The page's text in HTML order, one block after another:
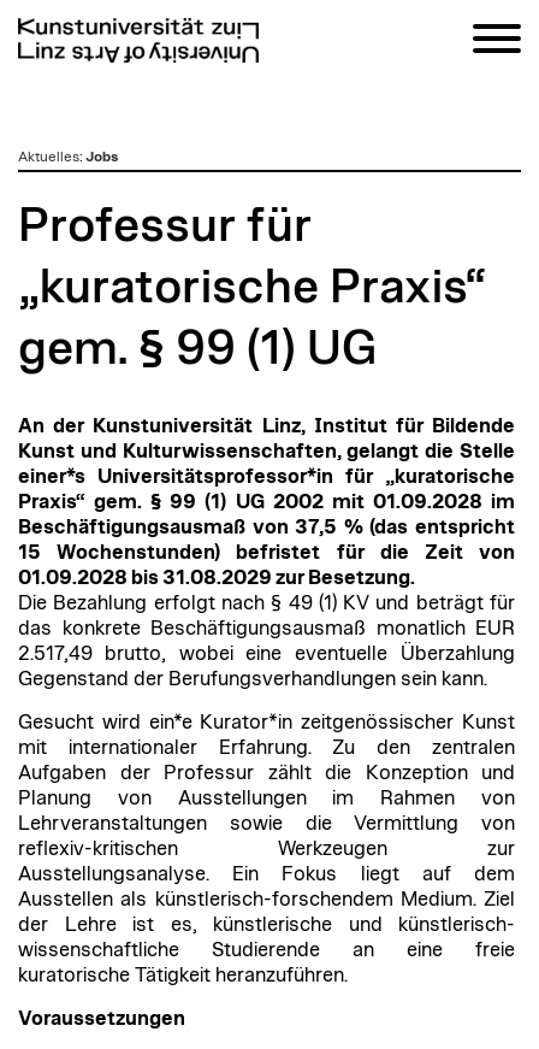
zumAktuelles: Jobs
Professur für
„kuratorische Praxis“
gem. § 99 (1) UG
An der Kunstuniversität Linz, Institut für Bildende
Kunst und Kulturwissenschaften, gelangt die Stelle
einer*s Universitätsprofessor*in für „kuratorische
Praxis“ gem. § 99 (1) UG 2002 mit 01.09.2028 im
Beschäftigungsausmaß von 37,5 % (das entspricht
15 Wochenstunden) befristet für die Zeit von
01.09.2028 bis 31.08.2029 zur Besetzung.
Die Bezahlung erfolgt nach § 49 (1) KV und beträgt für
das konkrete Beschäftigungsausmaß monatlich EUR
2.517,49 brutto, wobei eine eventuelle Überzahlung
Gegenstand der Berufungsverhandlungen sein kann.
Gesucht wird ein*e Kurator*in zeitgenössischer Kunst
mit internationaler Erfahrung. Zu den zentralen
Aufgaben der Professur zählt die Konzeption und
Planung von Ausstellungen im Rahmen von
Lehrveranstaltungen sowie die Vermittlung von
reflexiv-kritischen Werkzeugen zur
Ausstellungsanalyse. Ein Fokus liegt auf dem
Ausstellen als künstlerisch-forschendem Medium. Ziel
der Lehre ist es, künstlerische und künstlerisch-
wissenschaftliche Studierende an eine freie
kuratorische Tätigkeit heranzuführen.
Voraussetzungen